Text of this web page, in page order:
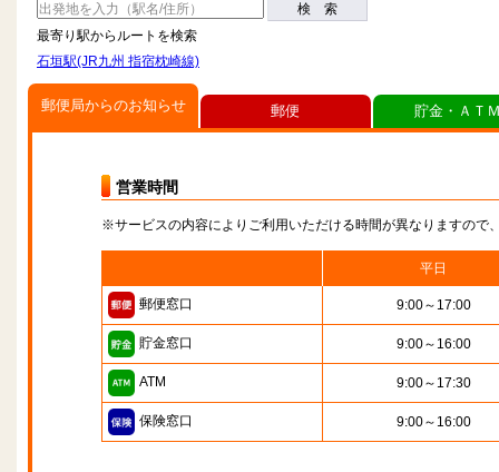
検 索
最寄り駅からルートを検索
石垣駅(JR九州 指宿枕崎線)
郵便局からのお知らせ
営業時間
※サービスの内容によりご利用いただける時間が異なりますので
平日
郵便窓口 9:00～17:00
貯金窓口 9:00～16:00
ATM 9:00～17:30
保険窓口 9:00～16:00
郵便 貯金・ＡＴ